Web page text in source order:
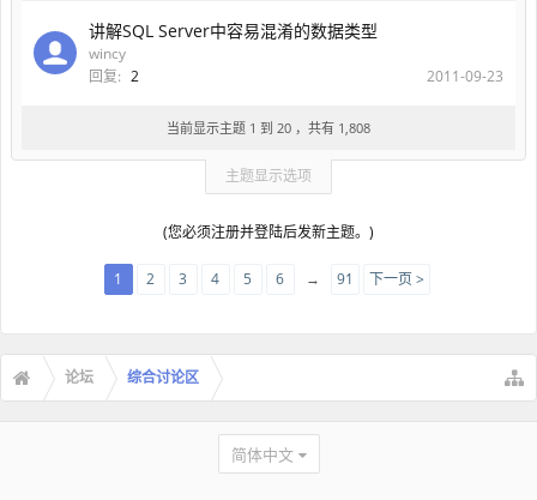
讲解SQL Server中容易混淆的数据类型
wincy
回复: 2 2011-09-23
当前显示主题 1 到 20 ，共有 1,808
主题显示选项
(您必须注册并登陆后发新主题。)
1 2 3 4 5 6 → 91 下一页 >
论坛 综合讨论区
简体中文